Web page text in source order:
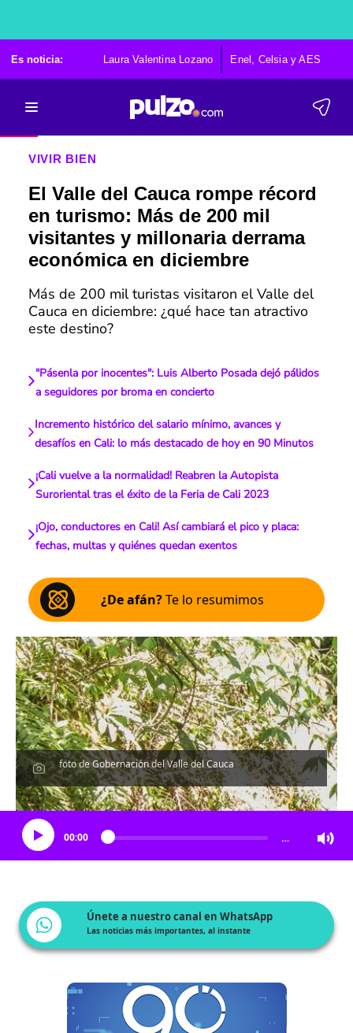
Es noticia: Laura Valentina Lozano Enel, Celsia y AES
VIVIR BIEN
El Valle del Cauca rompe récord
en turismo: Más de 200 mil
visitantes y millonaria derrama
económica en diciembre
Más de 200 mil turistas visitaron el Valle del
Cauca en diciembre: ¿qué hace tan atractivo
este destino?
"Pásenla por inocentes": Luis Alberto Posada dejó pálidos
a seguidores por broma en concierto
Incremento histórico del salario mínimo, avances y
desafíos en Cali: lo más destacado de hoy en 90 Minutos
¡Cali vuelve a la normalidad! Reabren la Autopista
Suroriental tras el éxito de la Feria de Cali 2023
¡Ojo, conductores en Cali! Así cambiará el pico y placa:
fechas, multas y quiénes quedan exentos
¿De afán?Te lo resumimos
foto de Gobernación del Valle del Cauca
Escucha el artículo
00:00 …
Únete a nuestro canal en WhatsApp
Las noticias más importantes, al instante